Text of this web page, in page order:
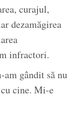
curajul,
dezamăgirea
infractori.
am gândit să nu
cine. Mi-e